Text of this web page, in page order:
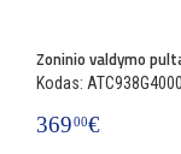
Zoninio valdymo
Kodas: ATC938G4000
36900€